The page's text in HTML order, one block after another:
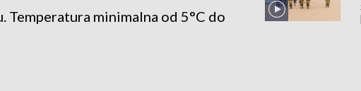
Temperatura minimalna od 5°C do